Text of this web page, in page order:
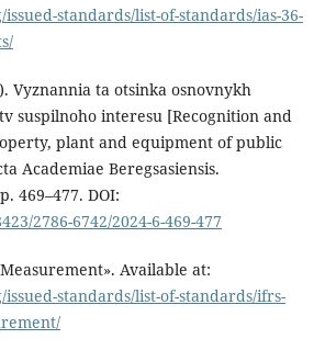
standards/list-of-standards/ias-36-
Vyznannia ta otsinka osnovnykh
suspilnoho interesu [Recognition and
plant and equipment of public
Academiae Beregsasiensis.
469–477. DOI:
2786-6742/2024-6-469-477
Available at:
standards/list-of-standards/ifrs-